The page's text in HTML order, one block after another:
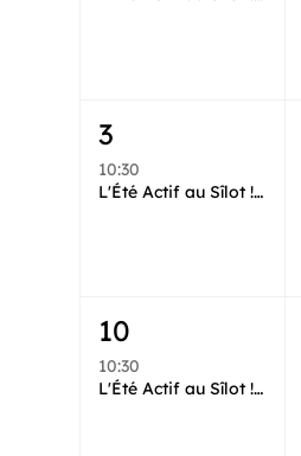
3
10:30
L'Été Actif au Sîlot ! Rendez-vous tous les lundis du 6 Juillet au 24 Août !
10
10:30
L'Été Actif au Sîlot ! Rendez-vous tous les lundis du 6 Juillet au 24 Août !